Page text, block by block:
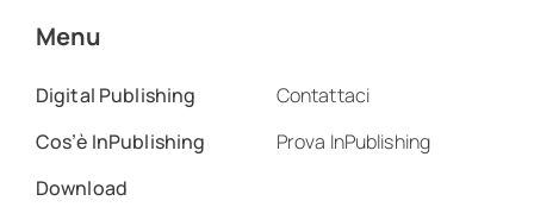
Menu
Digital Publishing
Cos’è InPublishing
Download
Contattaci
Prova InPublishing